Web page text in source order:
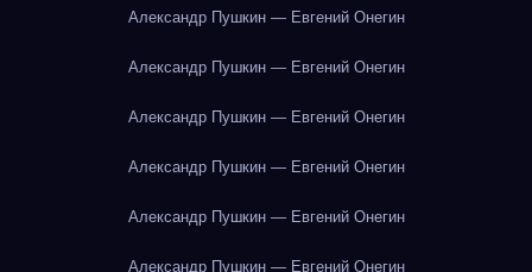
Александр Пушкин — Евгений Онегин
Александр Пушкин — Евгений Онегин
Александр Пушкин — Евгений Онегин
Александр Пушкин — Евгений Онегин
Александр Пушкин — Евгений Онегин
Александр Пушкин — Евгений Онегин